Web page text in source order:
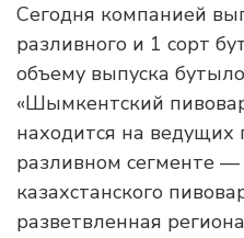
Сегодня компанией
разливного и 1 сорт
объему выпуска
«Шымкентский
находится на ведущих
разливном сегменте
казахстанского
разветвленная